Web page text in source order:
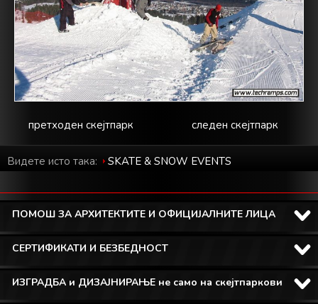
следен скејтпарк
претходен скејтпарк
Видете исто така: SKATE & SNOW EVENTS
ПОМОШ ЗА АРХИТЕКТИТЕ И ОФИЦИЈАЛНИТЕ ЛИЦА
СЕРТИФИКАТИ И БЕЗБЕДНОСТ
ИЗГРАДБА и ДИЗАЈНИРАЊЕ не само на скејтпаркови